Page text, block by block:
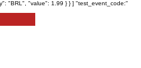
"BRL", "value": 1.99 } } ] "test_event_code:"